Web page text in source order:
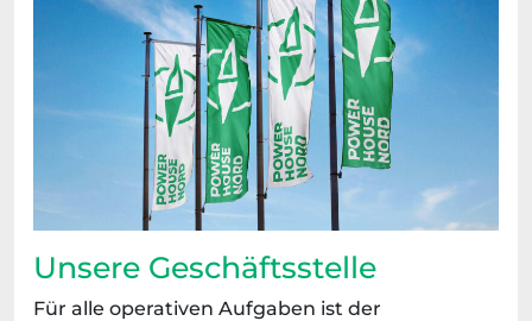
Unsere Geschäftsstelle
Für alle operativen Aufgaben ist der